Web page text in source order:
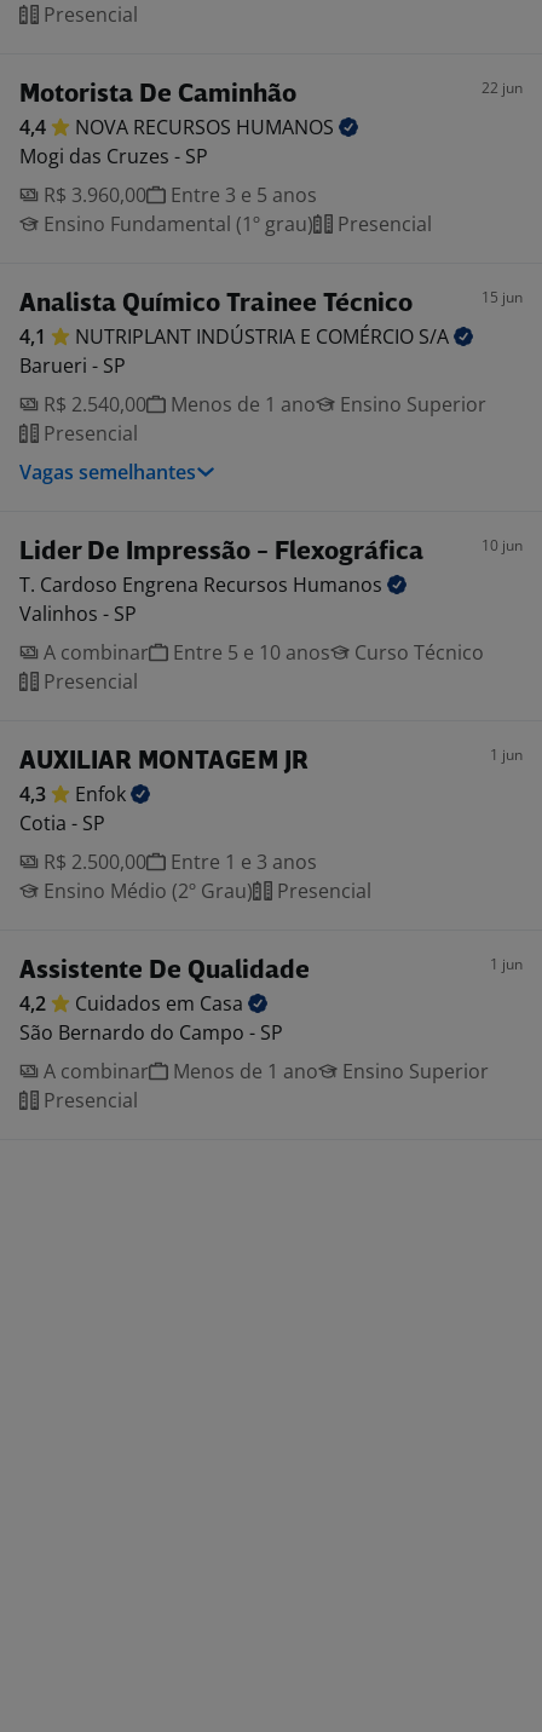
Presencial
Motorista De Caminhão 22 jun
4,4 NOVA RECURSOS HUMANOS
Mogi das Cruzes - SP
R$ 3.960,00
Entre 3 e 5 anos
Ensino Fundamental (1º grau)
Presencial
Analista Químico Trainee Técnico 15 jun
4,1 NUTRIPLANT INDÚSTRIA E COMÉRCIO S/A
Barueri - SP
R$ 2.540,00
Menos de 1 ano
Ensino Superior
Presencial
Vagas semelhantes
Lider De Impressão - Flexográfica 10 jun
T. Cardoso Engrena Recursos Humanos
Valinhos - SP
A combinar
Entre 5 e 10 anos
Curso Técnico
Presencial
AUXILIAR MONTAGEM JR 1 jun
4,3
Enfok
Cotia - SP
R$ 2.500,00
Entre 1 e 3 anos
Ensino Médio (2º Grau)
Presencial
Assistente De Qualidade 1 jun
4,2 Cuidados em Casa
São Bernardo do Campo - SP
A combinar
Menos de 1 ano
Ensino Superior
Presencial